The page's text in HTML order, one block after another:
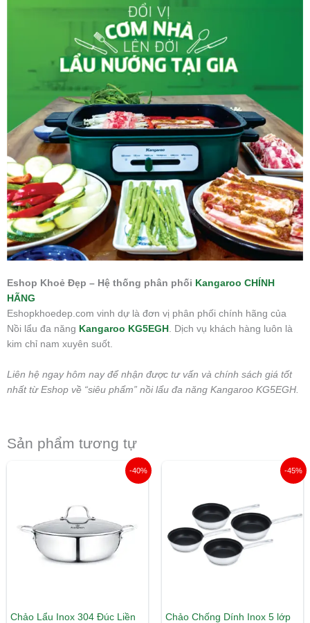
Eshop Khoẻ Đẹp – Hệ thống phân phối Kangaroo CHÍNH
HÃNG
Eshopkhoedep.com vinh dự là đơn vị phân phối chính hãng của
Nồi lẩu đa năng Kangaroo KG5EGH . Dịch vụ khách hàng luôn là
kim chỉ nam xuyên suốt.
Liên hệ ngay hôm nay để nhận được tư vấn và chính sách giá tốt
nhất từ Eshop về “siêu phẩm” nồi lẩu đa năng Kangaroo KG5EGH.
Sản phẩm tương tự
-40%
Chảo Lẩu Inox 304 Đúc Liền
1.209.000 ₫.
Giá
hiện
-45%
Chảo Chống Dính Inox 5 lớp
Khoảng
giá:
đến
365.000 ₫